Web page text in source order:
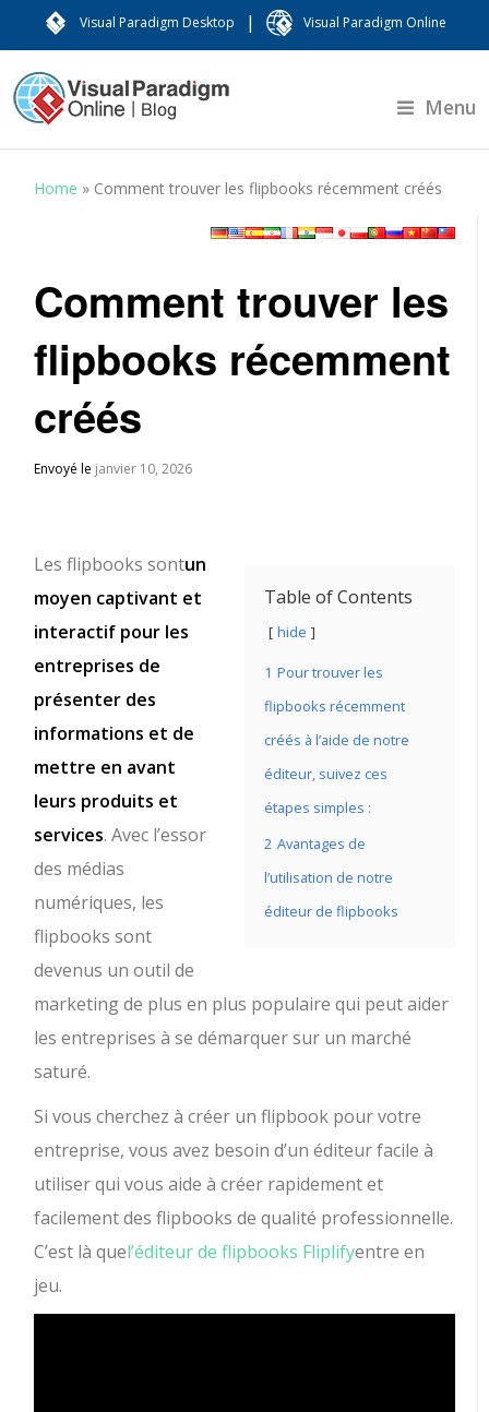
Visual Paradigm Desktop | Visual Paradigm Online
Menu
Home » Comment trouver les flipbooks récemment créés
Comment trouver les
flipbooks récemment
créés
Envoyé le janvier 10, 2026
Table of Contents
hide
1 Pour trouver les
flipbooks récemment
créés à l’aide de notre
éditeur, suivez ces
étapes simples :
2 Avantages de
l’utilisation de notre
éditeur de flipbooks
Les flipbooks sontun
moyen captivant et
interactif pour les
entreprises de
présenter des
informations et de
mettre en avant
leurs produits et
services. Avec l’essor
des médias
numériques, les
flipbooks sont
devenus un outil de
marketing de plus en plus populaire qui peut aider
les entreprises à se démarquer sur un marché
saturé.
Si vous cherchez à créer un flipbook pour votre
entreprise, vous avez besoin d’un éditeur facile à
utiliser qui vous aide à créer rapidement et
facilement des flipbooks de qualité professionnelle.
C’est là quel’éditeur de flipbooks Fliplifyentre en
jeu.